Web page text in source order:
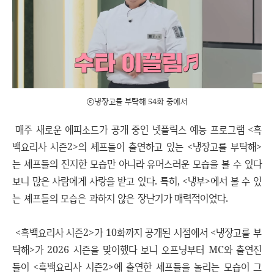
ⓒ냉장고를 부탁해 54화 중에서
매주 새로운 에피소드가 공개 중인 넷플릭스 예능 프로그램 <흑
백요리사 시즌2>의 셰프들이 출연하고 있는 <냉장고를 부탁해>
는 셰프들의 진지한 모습만 아니라 유머스러운 모습을 볼 수 있다
보니 많은 사람에게 사랑을 받고 있다. 특히, <냉부>에서 볼 수 있
는 셰프들의 모습은 과하지 않은 장난기가 매력적이었다.
<흑백요리사 시즌2>가 10화까지 공개된 시점에서 <냉장고를 부
탁해>가 2026 시즌을 맞이했다 보니 오프닝부터 MC와 출연진
들이 <흑백요리사 시즌2>에 출연한 셰프들을 놀리는 모습이 그